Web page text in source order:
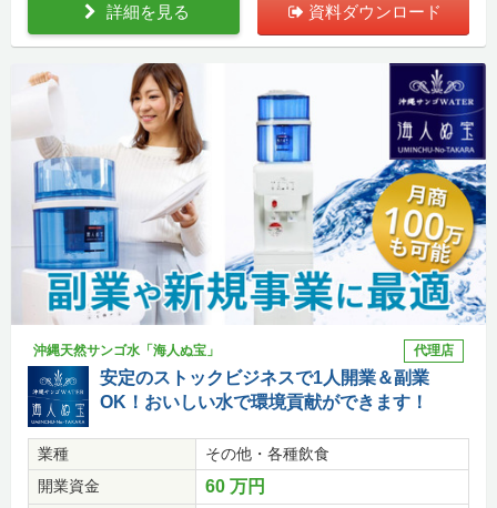
詳細を見る 資料ダウンロード
沖縄天然サンゴ水「海人ぬ宝」 代理店
安定のストックビジネスで1人開業＆副業
OK！おいしい水で環境貢献ができます！
業種
その他・各種飲食
開業資金
60 万円